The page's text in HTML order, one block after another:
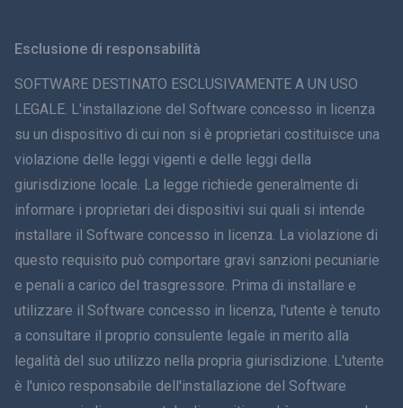
ภาษาไทย
Dansk
हिंदी
עברית
Română
Ελληνικά
Esclusione di responsabilità
SOFTWARE DESTINATO ESCLUSIVAMENTE A UN USO
LEGALE. L'installazione del Software concesso in licenza
su un dispositivo di cui non si è proprietari costituisce una
violazione delle leggi vigenti e delle leggi della
giurisdizione locale. La legge richiede generalmente di
informare i proprietari dei dispositivi sui quali si intende
installare il Software concesso in licenza. La violazione di
questo requisito può comportare gravi sanzioni pecuniarie
e penali a carico del trasgressore. Prima di installare e
utilizzare il Software concesso in licenza, l'utente è tenuto
a consultare il proprio consulente legale in merito alla
legalità del suo utilizzo nella propria giurisdizione. L'utente
è l'unico responsabile dell'installazione del Software